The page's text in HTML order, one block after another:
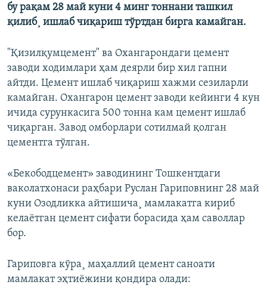
бу рақам 28 май куни 4 минг тоннани ташкил
қилиб¸ ишлаб чиқариш тўртдан бирга камайган.
"Қизилқумцемент" ва Охангарондаги цемент
заводи ходимлари ҳам деярли бир хил гапни
айтди. Цемент ишлаб чиқариш хажми сезиларли
камайган. Охангарон цемент заводи кейинги 4 кун
ичида сурункасига 500 тонна кам цемент ишлаб
чиқарган. Завод омборлари сотилмай қолган
цементга тўлган.
«Бекободцемент» заводининг Тошкентдаги
ваколатхонаси раҳбари Руслан Гариповнинг 28 май
куни Озодликка айтишича¸ мамлакатга кириб
келаëтган цемент сифати борасида ҳам саволлар
бор.
Гариповга кўра¸ маҳаллий цемент саноати
мамлакат эҳтиëжини қондира олади: